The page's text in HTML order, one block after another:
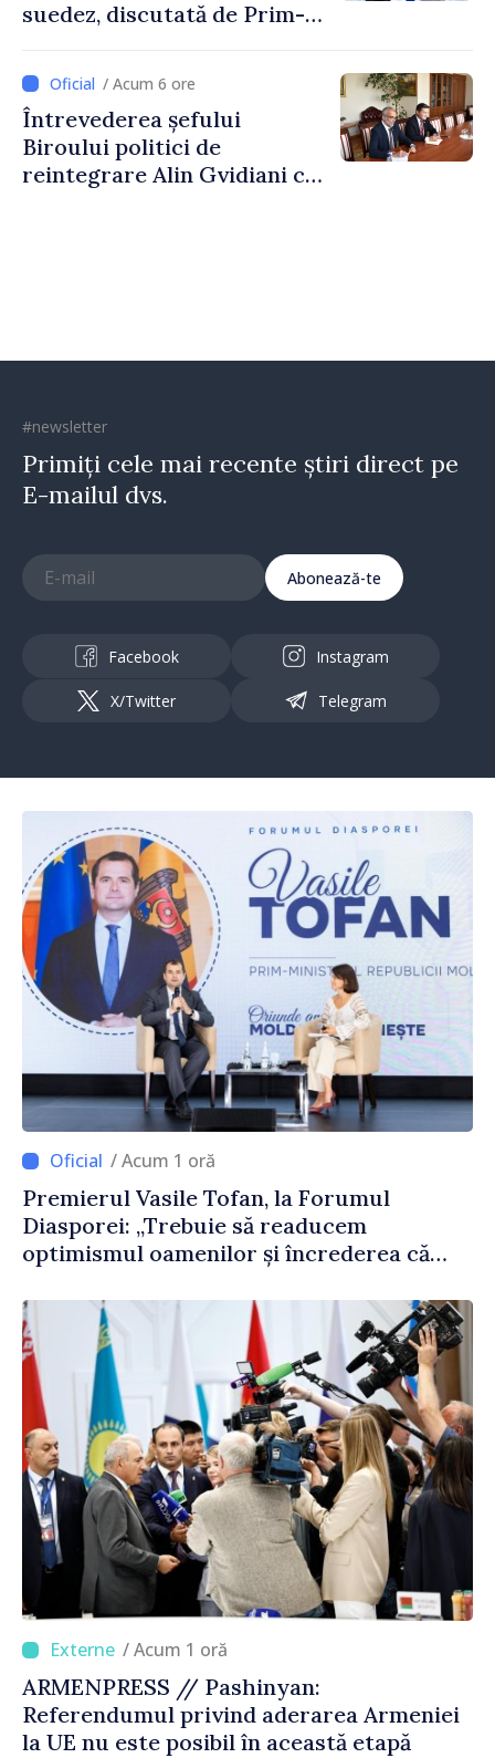
suedez, discutată de Prim-
Ambasadoarea Suediei,
Petra Lärke/ Acum 6 ore
Întrevederea șefului
Biroului politici de
reintegrare Alin Gvidiani cu
#newsletter
Primiți cele mai recente știri direct pe
E-mailul dvs.
Abonează-te
Facebook Instagram
X/Twitter Telegram
/ Acum 1 oră
Premierul Vasile Tofan, la Forumul
Diasporei: „Trebuie să readucem
optimismul oamenilor și încrederea că
corectă”
/ Acum 1 oră
ARMENPRESS // Pashinyan:
Referendumul privind aderarea Armeniei
la UE nu este posibil în această etapă